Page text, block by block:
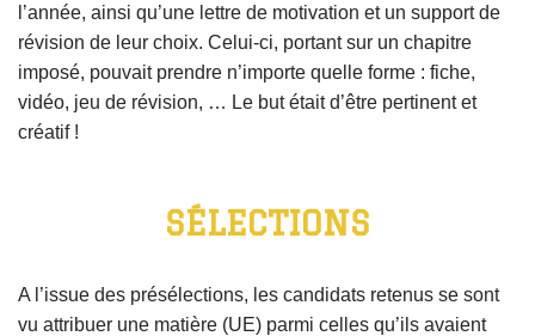
l’année, ainsi qu’une lettre de motivation et un support de
révision de leur choix. Celui-ci, portant sur un chapitre
imposé, pouvait prendre n’importe quelle forme : fiche,
vidéo, jeu de révision, … Le but était d’être pertinent et
créatif !
SÉLECTIONS
A l’issue des présélections, les candidats retenus se sont
vu attribuer une matière (UE) parmi celles qu’ils avaient